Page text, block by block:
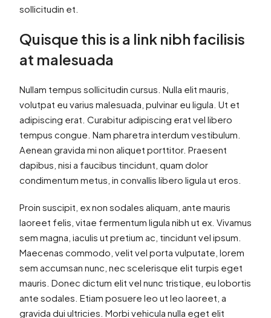
sollicitudin et.
Quisque this is a link nibh facilisis
at malesuada
Nullam tempus sollicitudin cursus. Nulla elit mauris,
volutpat eu varius malesuada, pulvinar eu ligula. Ut et
adipiscing erat. Curabitur adipiscing erat vel libero
tempus congue. Nam pharetra interdum vestibulum.
Aenean gravida mi non aliquet porttitor. Praesent
dapibus, nisi a faucibus tincidunt, quam dolor
condimentum metus, in convallis libero ligula ut eros.
Proin suscipit, ex non sodales aliquam, ante mauris
laoreet felis, vitae fermentum ligula nibh ut ex. Vivamus
sem magna, iaculis ut pretium ac, tincidunt vel ipsum.
Maecenas commodo, velit vel porta vulputate, lorem
sem accumsan nunc, nec scelerisque elit turpis eget
mauris. Donec dictum elit vel nunc tristique, eu lobortis
ante sodales. Etiam posuere leo ut leo laoreet, a
gravida dui ultricies. Morbi vehicula nulla eget elit